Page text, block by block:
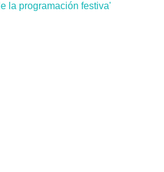
la programación festiva'